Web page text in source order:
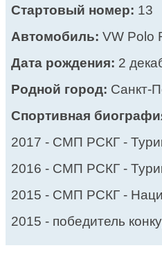
Стартовый номер: 13
Автомобиль: VW Polo
Дата рождения: 2
Родной город: Санкт-
Спортивная
2017 - СМП РСКГ -
2016 - СМП РСКГ -
2015 - СМП РСКГ -
2015 - победитель